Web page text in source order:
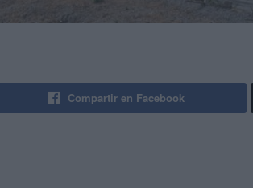
Compartir en Facebook